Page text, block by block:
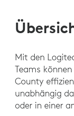
Mit den
Teams
County
unabhängig
oder in einer